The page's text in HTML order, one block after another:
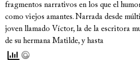
fragmentos narrativos en los que el
como viejos amantes. Narrada desde
joven llamado Víctor, la de la escritora
de su hermana Matilde, y hasta